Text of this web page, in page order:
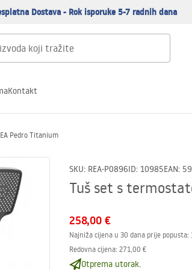
Dostava - Rok isporuke 5-7 radnih dana
Kontakt
Pedro Titanium
SKU: REA-P0896ID: 10985EAN:
Tuš set s
258,00 €
Najniža cijena u 30 dana prije popusta:
Redovna cijena: 271,00 €
Otprema utorak.